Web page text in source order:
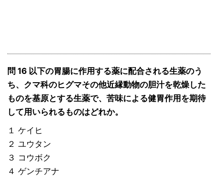
問 16 以下の胃腸に作用する薬に配合される生薬のう
ち、クマ科のヒグマその他近縁動物の胆汁を乾燥した
ものを基原とする生薬で、苦味による健胃作用を期待
して用いられるものはどれか。
１ ケイヒ
２ ユウタン
３ コウボク
４ ゲンチアナ